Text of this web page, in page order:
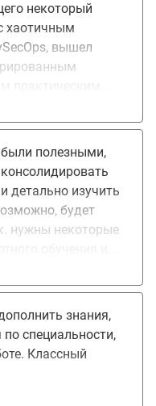
некоторый
хаотичным
вышел
были полезными,
детально изучить
будет
нужны некоторые
знания,
специальности,
Классный